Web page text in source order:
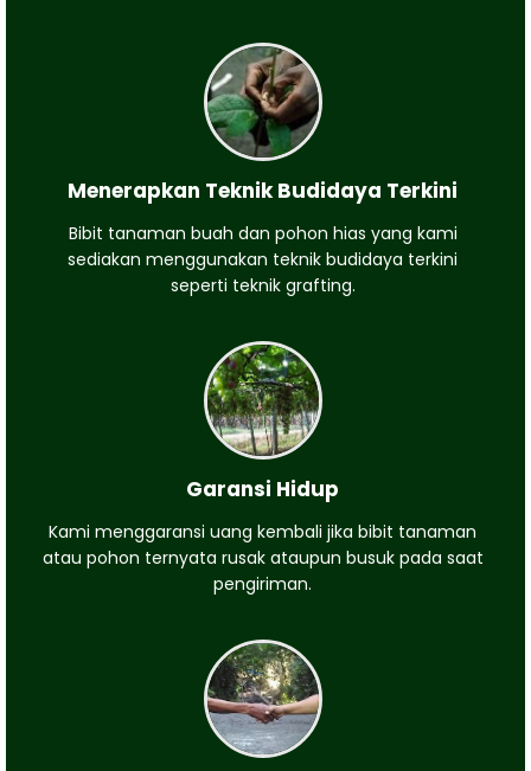
Menerapkan Teknik Budidaya Terkini
Bibit tanaman buah dan pohon hias yang kami
sediakan menggunakan teknik budidaya terkini
seperti teknik grafting.
Garansi Hidup
Kami menggaransi uang kembali jika bibit tanaman
atau pohon ternyata rusak ataupun busuk pada saat
pengiriman.